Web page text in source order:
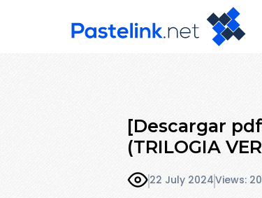
[Descargar
(TRILOGIA
22 July 2024Views: